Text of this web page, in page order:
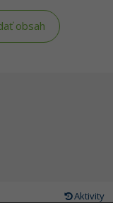
obsah
Aktivity